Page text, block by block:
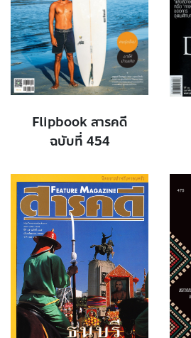
Flipbook สารคดี
ฉบับที่ 454